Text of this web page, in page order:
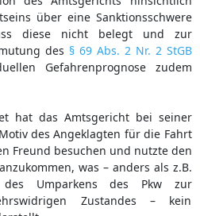
über eine Sanktionsschwere
diese nicht belegt und zur
des § 69 Abs. 2 Nr. 2 StGB
Gefahrenprognose zudem
hat das Amtsgericht bei seiner
des Angeklagten für die Fahrt
Freund besuchen und nutzte den
was – anders als z.B.
Umparkens des Pkw zur
Zustandes – kein